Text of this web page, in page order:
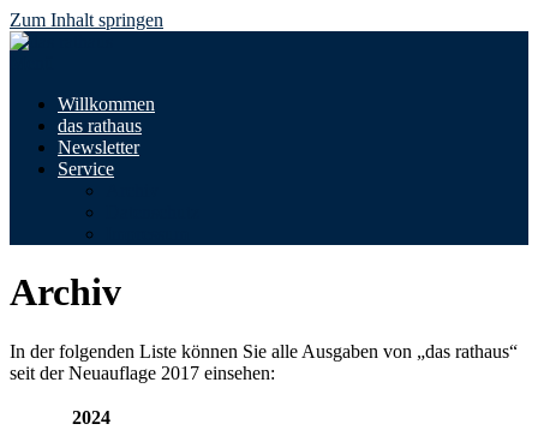
Zum Inhalt springen
Willkommen
das rathaus
Newsletter
Service
Archiv
In der folgenden Liste können Sie alle Ausgaben von „das rathaus“
seit der Neuauflage 2017 einsehen:
2024